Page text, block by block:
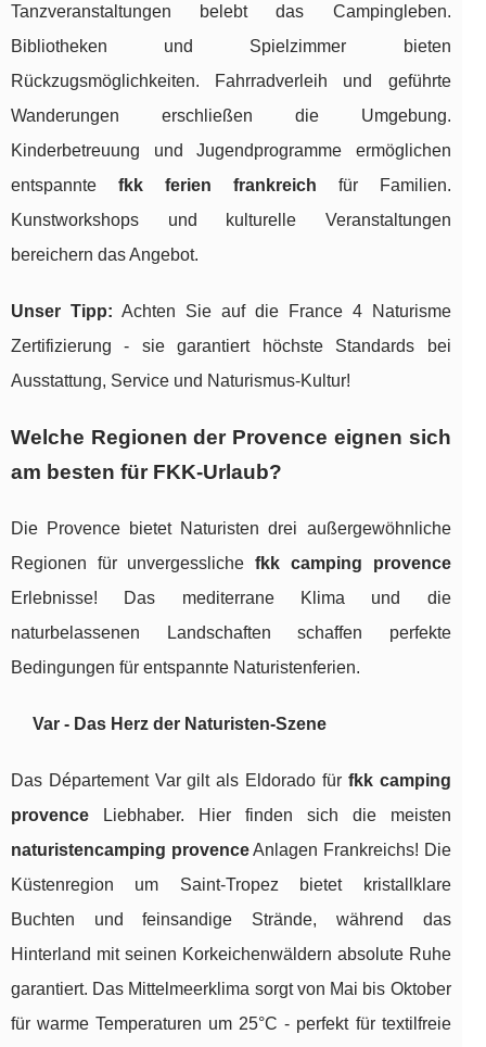
Tanzveranstaltungen belebt das Campingleben.
Bibliotheken und Spielzimmer bieten
Rückzugsmöglichkeiten. Fahrradverleih und geführte
Wanderungen erschließen die Umgebung.
Kinderbetreuung und Jugendprogramme ermöglichen
entspannte fkk ferien frankreich für Familien.
Kunstworkshops und kulturelle Veranstaltungen
bereichern das Angebot.
Unser Tipp: Achten Sie auf die France 4 Naturisme
Zertifizierung - sie garantiert höchste Standards bei
Ausstattung, Service und Naturismus-Kultur!
Welche Regionen der Provence eignen sich
am besten für FKK-Urlaub?
Die Provence bietet Naturisten drei außergewöhnliche
Regionen für unvergesslichefkk camping provence
Erlebnisse! Das mediterrane Klima und die
naturbelassenen Landschaften schaffen perfekte
Bedingungen für entspannte Naturistenferien.
Var - Das Herz der Naturisten-Szene
Das Département Var gilt als Eldorado für fkk camping
provence Liebhaber. Hier finden sich die meisten
naturistencamping provenceAnlagen Frankreichs! Die
Küstenregion um Saint-Tropez bietet kristallklare
Buchten und feinsandige Strände, während das
Hinterland mit seinen Korkeichenwäldern absolute Ruhe
garantiert. Das Mittelmeerklima sorgt von Mai bis Oktober
für warme Temperaturen um 25°C - perfekt für textilfreie